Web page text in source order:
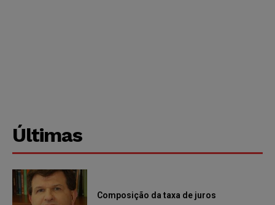
Últimas
Composição da taxa de juros